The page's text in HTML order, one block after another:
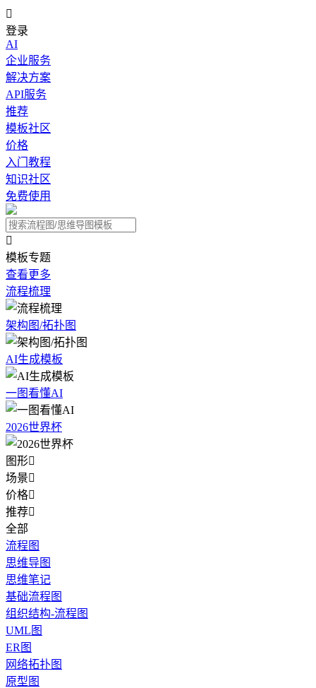

登录
AI
企业服务
解决方案
API服务
推荐
模板社区
价格
入门教程
知识社区
免费使用

模板专题
查看更多
流程梳理
架构图/拓扑图
AI生成模板
一图看懂AI
2026世界杯
图形
场景
价格
推荐
全部
流程图
思维导图
思维笔记
基础流程图
组织结构-流程图
UML图
ER图
网络拓扑图
原型图